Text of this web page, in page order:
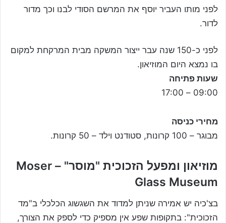
לפני מותו העביר יוסף את המרשם הסודי לבנו וכך מדור
לדור.
לפני כ-150 שנה עבר ייצור המשקה מבית המרקחת למקום
בו נמצא היום המוזיאון.
שעות פתיחה
09:00 – 17:00
מחירי כניסה
מבוגר – 100 קרונות, סטודנט וילד – 50 קרונות.
מוזיאון ומפעל הזכוכית "מוסר" – Moser
Glass Museum
בצ'כיה יש אמירה שניתן למדוד את השגשוג הכלכלי ב"מד
הזכוכית": בתקופות שפע אין מספיק כדי לספק את הצורך,